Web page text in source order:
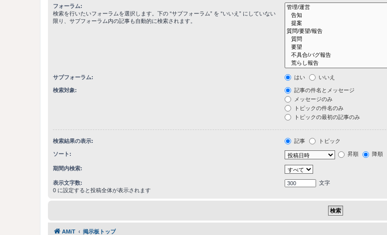
フォーラム:
検索を行いたいフォーラムを選択します。下の “サブフォーラム” を “いいえ” にしていない
限り、サブフォーラム内の記事も自動的に検索されます。
サブフォーラム: はい いいえ
検索対象:
記事の件名とメッセージ
メッセージのみ
トピックの件名のみ
トピックの最初の記事のみ
検索結果の表示: 記事 トピック
ソート: 昇順 降順
期間内検索:
表示文字数:
0 に設定すると投稿全体が表示されます
文字
AMiT 掲示板トップ